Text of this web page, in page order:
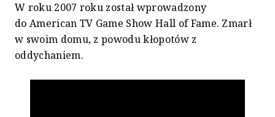
W roku 2007 roku został wprowadzony
do American TV Game Show Hall of Fame. Zmarł
w swoim domu, z powodu kłopotów z
oddychaniem.